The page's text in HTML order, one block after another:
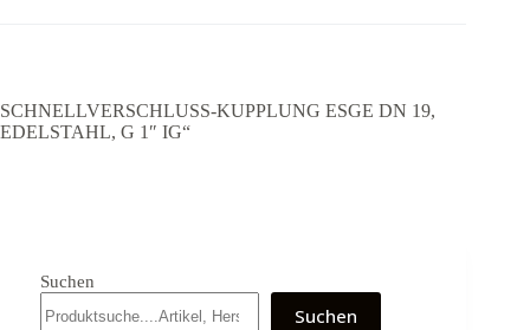
SCHNELLVERSCHLUSS-KUPPLUNG ESGE DN 19,
EDELSTAHL, G 1″ IG“
Suchen
Suchen